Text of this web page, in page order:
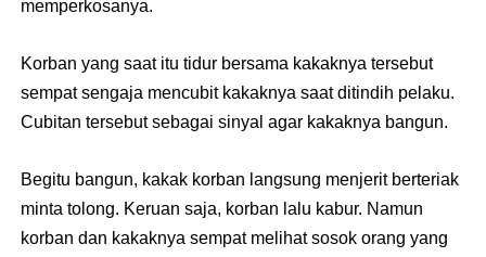
memperkosanya.
Korban yang saat itu tidur bersama kakaknya tersebut
sempat sengaja mencubit kakaknya saat ditindih pelaku.
Cubitan tersebut sebagai sinyal agar kakaknya bangun.
Begitu bangun, kakak korban langsung menjerit berteriak
minta tolong. Keruan saja, korban lalu kabur. Namun
korban dan kakaknya sempat melihat sosok orang yang